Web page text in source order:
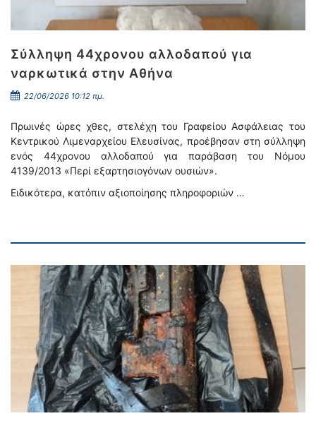
Σύλληψη 44χρονου αλλοδαπού για
ναρκωτικά στην Αθήνα
22/06/2026 10:12 πμ.
Πρωινές ώρες χθες, στελέχη του Γραφείου Ασφάλειας του
Κεντρικού Λιμεναρχείου Ελευσίνας, προέβησαν στη σύλληψη
ενός 44χρονου αλλοδαπού για παράβαση του Νόμου
4139/2013 «Περί εξαρτησιογόνων ουσιών».
Ειδικότερα, κατόπιν αξιοποίησης πληροφοριών …